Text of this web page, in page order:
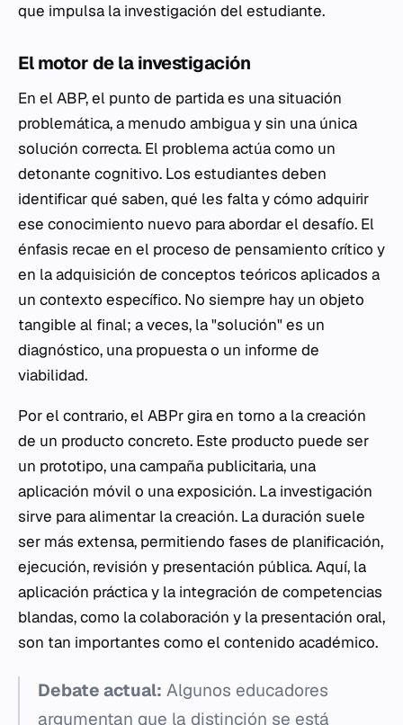
que impulsa la investigación del estudiante.
El motor de la investigación
En el ABP, el punto de partida es una situación
problemática, a menudo ambigua y sin una única
solución correcta. El problema actúa como un
detonante cognitivo. Los estudiantes deben
identificar qué saben, qué les falta y cómo adquirir
ese conocimiento nuevo para abordar el desafío. El
énfasis recae en el proceso de pensamiento crítico y
en la adquisición de conceptos teóricos aplicados a
un contexto específico. No siempre hay un objeto
tangible al final; a veces, la "solución" es un
diagnóstico, una propuesta o un informe de
viabilidad.
Por el contrario, el ABPr gira en torno a la creación
de un producto concreto. Este producto puede ser
un prototipo, una campaña publicitaria, una
aplicación móvil o una exposición. La investigación
sirve para alimentar la creación. La duración suele
ser más extensa, permitiendo fases de planificación,
ejecución, revisión y presentación pública. Aquí, la
aplicación práctica y la integración de competencias
blandas, como la colaboración y la presentación oral,
son tan importantes como el contenido académico.
Debate actual: Algunos educadores
argumentan que la distinción se está